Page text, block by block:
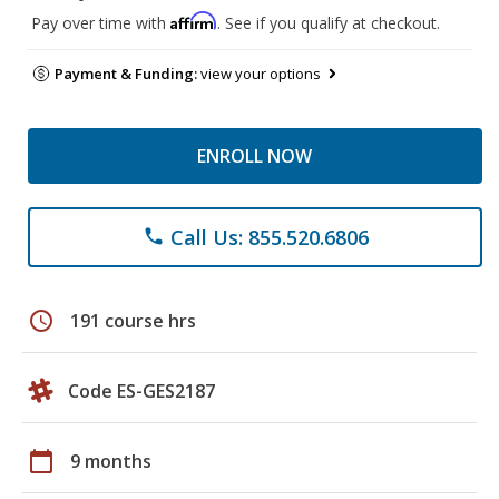
Pay over time with Affirm. See if you qualify at checkout.
Payment & Funding:view your options
ENROLL NOW
phone Call Us: 855.520.6806
schedule 191 course hrs
Code ES-GES2187
calendar_today 9 months